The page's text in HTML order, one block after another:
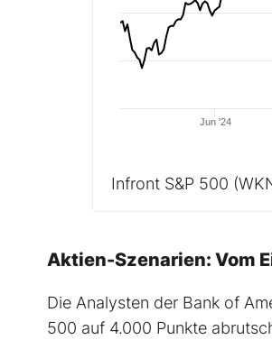
Jun '24
Infront S&P 500
Aktien-Szenarien: Vom
Die Analysten der Bank of
500 auf 4.000 Punkte